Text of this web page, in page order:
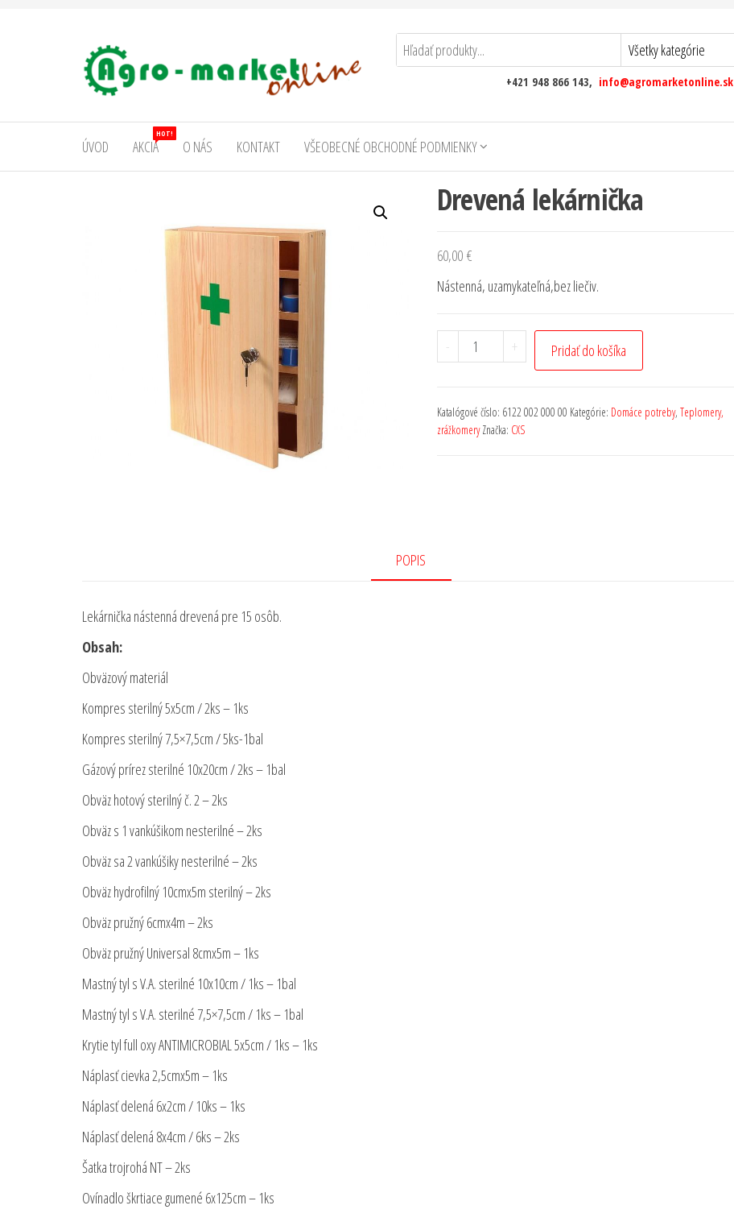
+421 948 866 143, info@agromarketonline.sk
ÚVOD AKCIA
HOT!
O NÁS KONTAKT VŠEOBECNÉ OBCHODNÉ PODMIENKY
Drevená lekárnička
60,00 €
Nástenná, uzamykateľná,bez liečiv.
- + Pridať do košíka
Katalógové číslo: 6122 002 000 00 Kategórie: Domáce potreby, Teplomery,
zrážkomery Značka: CXS
POPIS
Lekárnička nástenná drevená pre 15 osôb.
Obsah:
Obväzový materiál
Kompres sterilný 5x5cm / 2ks – 1ks
Kompres sterilný 7,5×7,5cm / 5ks-1bal
Gázový prírez sterilné 10x20cm / 2ks – 1bal
Obväz hotový sterilný č. 2 – 2ks
Obväz s 1 vankúšikom nesterilné – 2ks
Obväz sa 2 vankúšiky nesterilné – 2ks
Obväz hydrofilný 10cmx5m sterilný – 2ks
Obväz pružný 6cmx4m – 2ks
Obväz pružný Universal 8cmx5m – 1ks
Mastný tyl s V.A. sterilné 10x10cm / 1ks – 1bal
Mastný tyl s V.A. sterilné 7,5×7,5cm / 1ks – 1bal
Krytie tyl full oxy ANTIMICROBIAL 5x5cm / 1ks – 1ks
Náplasť cievka 2,5cmx5m – 1ks
Náplasť delená 6x2cm / 10ks – 1ks
Náplasť delená 8x4cm / 6ks – 2ks
Šatka trojrohá NT – 2ks
Ovínadlo škrtiace gumené 6x125cm – 1ks